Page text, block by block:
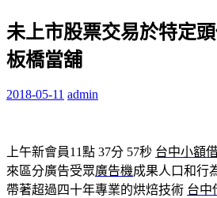
鍵
字:
未上市股票交易於特定
板橋當舖
2018-05-11 admin
上午新會員11點 37分 57秒 台中小額
來區分廣告受眾廣告機成果人口和行
帶著超過四十年專業的烘焙技術 台中